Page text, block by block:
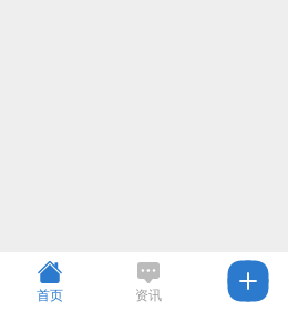
首页 资讯